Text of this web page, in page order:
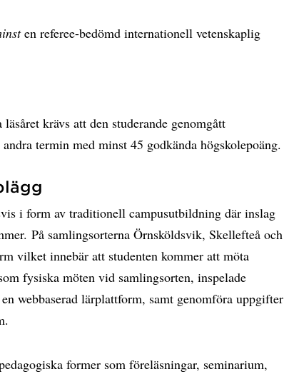
en referee-bedömd internationell vetenskaplig
krävs att den studerande genomgått
termin med minst 45 godkända högskolepoäng.
i form av traditionell campusutbildning där inslag
På samlingsorterna Örnsköldsvik, Skellefteå och
vilket innebär att studenten kommer att möta
fysiska möten vid samlingsorten, inspelade
webbaserad lärplattform, samt genomföra uppgifter
former som föreläsningar, seminarium,